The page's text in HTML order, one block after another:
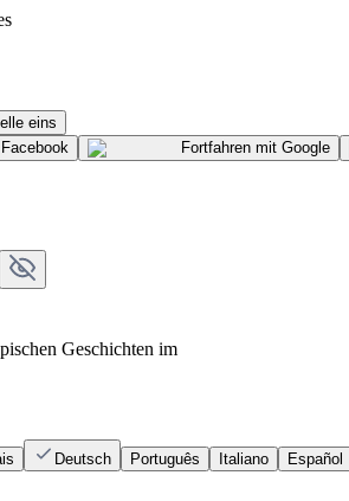
eins
Facebook Fortfahren mit Google
Geschichten im
Deutsch Português Italiano Español